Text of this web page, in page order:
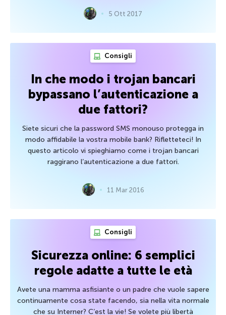
5 Ott 2017
Consigli
In che modo i trojan bancari
bypassano l’autenticazione a
due fattori?
Siete sicuri che la password SMS monouso protegga in
modo affidabile la vostra mobile bank? Rifletteteci! In
questo articolo vi spieghiamo come i trojan bancari
raggirano l’autenticazione a due fattori.
11 Mar 2016
Consigli
Sicurezza online: 6 semplici
regole adatte a tutte le età
Avete una mamma asfisiante o un padre che vuole sapere
continuamente cosa state facendo, sia nella vita normale
che su Interner? C’est la vie! Se volete più libertà